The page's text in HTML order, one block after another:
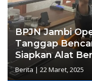
BPJN Jambi
Tanggap
Siapkan Alat
Berita |22 Maret, 2025